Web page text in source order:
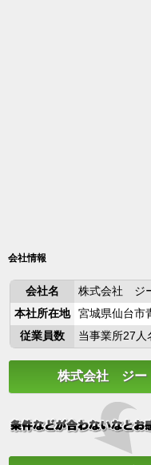
会社情報
会社名
株式会社 ジ
本社所在地
宮城県仙台市
従業員数
当事業所27人
株式会社 ジー